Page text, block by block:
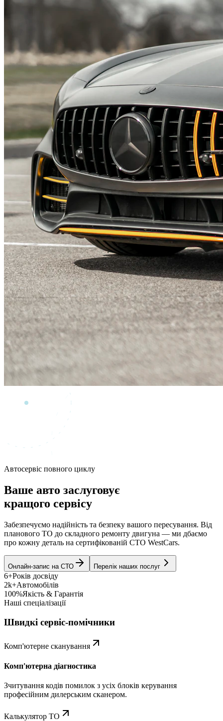
Автосервіс повного циклу
Ваше авто заслуговує
кращого сервісу
Забезпечуємо надійність та безпеку вашого пересування. Від
планового ТО до складного ремонту двигуна — ми дбаємо
про кожну деталь на сертифікованій СТО WestCars.
Онлайн-запис на СТО Перелік наших послуг
6+Років досвіду
2k+Автомобілів
100%Якість & Гарантія
Наші спеціалізації
Швидкі сервіс-помічники
Комп'ютерне сканування
Комп'ютерна діагностика
Зчитування кодів помилок з усіх блоків керування
професійним дилерським сканером.
Калькулятор ТО